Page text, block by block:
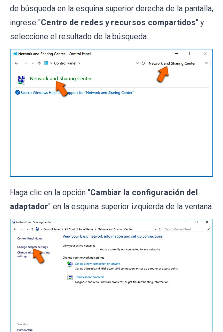
de búsqueda en la esquina superior derecha de la pantalla,
ingrese "Centro de redes y recursos compartidos" y
seleccione el resultado de la búsqueda:
Haga clic en la opción "Cambiar la configuración del
adaptador" en la esquina superior izquierda de la ventana: